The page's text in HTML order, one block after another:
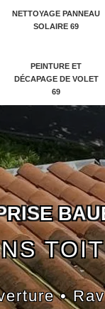
NETTOYAGE PANNEAU
SOLAIRE 69
PEINTURE ET
DÉCAPAGE DE VOLET
69
RISE BAU
•